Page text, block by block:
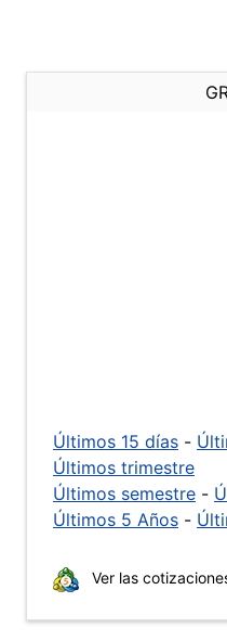
Últimos 15 días -
Últimos trimestre
Últimos semestre -
Últimos 5 Años -
Ver las